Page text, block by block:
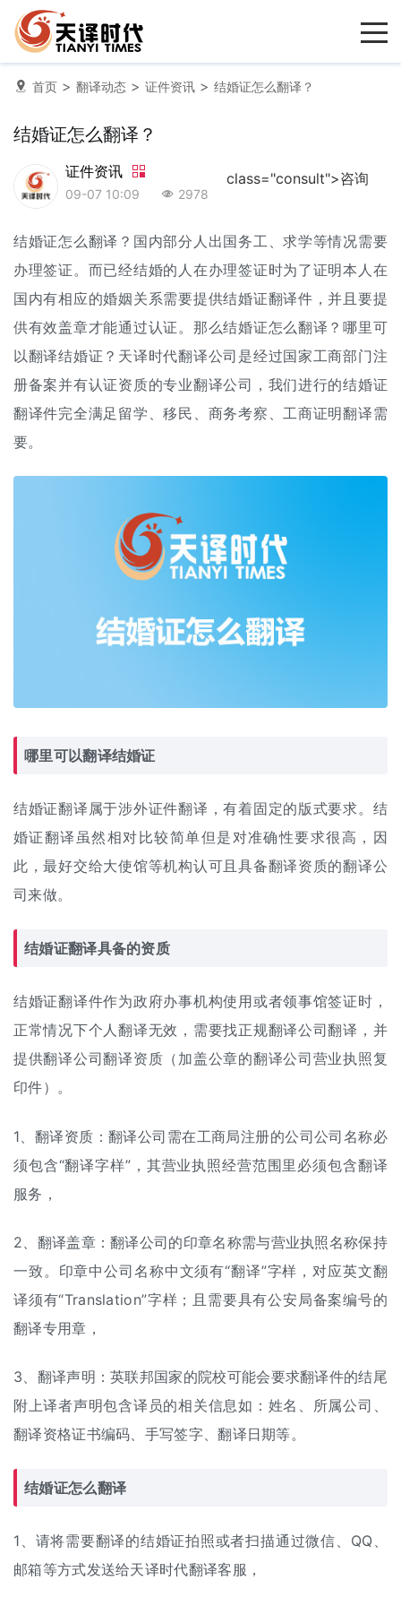
首页 > 翻译动态 > 证件资讯 > 结婚证怎么翻译？
结婚证怎么翻译？
证件资讯
09-07 10:09 2978
class="consult">咨询
结婚证怎么翻译？国内部分人出国务工、求学等情况需要
办理签证。而已经结婚的人在办理签证时为了证明本人在
国内有相应的婚姻关系需要提供结婚证翻译件，并且要提
供有效盖章才能通过认证。那么结婚证怎么翻译？哪里可
以翻译结婚证？天译时代翻译公司 是经过国家工商部门注
册备案并有认证资质的专业翻译公司，我们进行的结婚证
翻译件完全满足留学、移民、商务考察、工商证明翻译需
要。
哪里可以翻译结婚证
结婚证翻译属于涉外证件翻译 ，有着固定的版式要求。结
婚证翻译虽然相对比较简单但是对准确性要求很高，因
此，最好交给大使馆等机构认可且具备翻译资质的翻译公
司来做。
结婚证翻译具备的资质
结婚证翻译件作为政府办事机构使用或者领事馆签证时，
正常情况下个人翻译无效，需要找正规翻译公司翻译，并
提供翻译公司翻译资质（加盖公章的翻译公司营业执照复
印件）。
1、翻译资质：翻译公司需在工商局注册的公司公司名称必
须包含“翻译字样”，其营业执照经营范围里必须包含翻译
服务，
2、翻译盖章：翻译公司的印章名称需与营业执照名称保持
一致。印章中公司名称中文须有“翻译”字样，对应英文翻
译须有“Translation”字样；且需要具有公安局备案编号的
翻译专用章，
3、翻译声明：英联邦国家的院校可能会要求翻译件的结尾
附上译者声明包含译员的相关信息如：姓名、所属公司、
翻译资格证书编码、手写签字、翻译日期等。
结婚证怎么翻译
1、请将需要翻译的结婚证拍照或者扫描通过微信、QQ、
邮箱等方式发送给天译时代翻译客服，